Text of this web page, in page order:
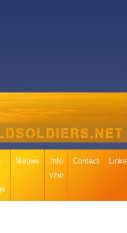
Nieuws
Info
vzw
Contact Links